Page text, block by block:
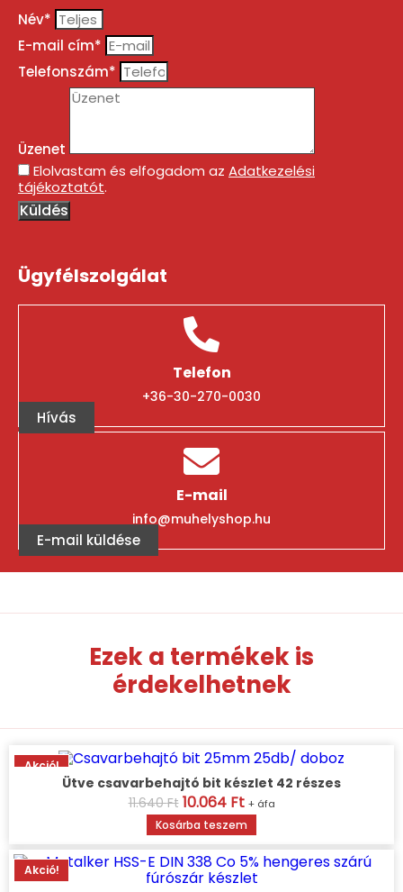
Név*
E-mail cím*
Telefonszám*
Üzenet
Elolvastam és elfogadom az Adatkezelési
tájékoztatót.
Küldés
Ügyfélszolgálat
Telefon
+36-30-270-0030
Hívás
E-mail
info@muhelyshop.hu
E-mail küldése
Ezek a termékek is
érdekelhetnek
Akció!
Ütve csavarbehajtó bit készlet 42 részes
11.640Ft Original
price
was:
11.640 Ft.
10.064 FtCurrent
price
is:
10.064 Ft.
+ áfa
Kosárba teszem
Akció!